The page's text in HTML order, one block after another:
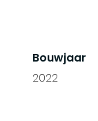
Bouwjaar
2022